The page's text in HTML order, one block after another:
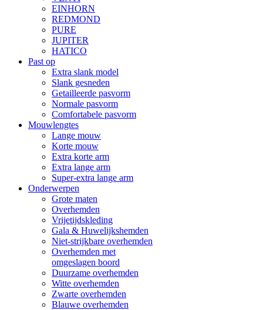
EINHORN
REDMOND
PURE
JUPITER
HATICO
Past op
Extra slank model
Slank gesneden
Getailleerde pasvorm
Normale pasvorm
Comfortabele pasvorm
Mouwlengtes
Lange mouw
Korte mouw
Extra korte arm
Extra lange arm
Super-extra lange arm
Onderwerpen
Grote maten
Overhemden
Vrijetijdskleding
Gala & Huwelijkshemden
Niet-strijkbare overhemden
Overhemden met
omgeslagen boord
Duurzame overhemden
Witte overhemden
Zwarte overhemden
Blauwe overhemden